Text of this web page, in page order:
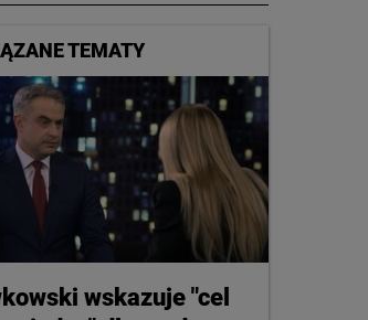
TEMATY
wskazuje "cel